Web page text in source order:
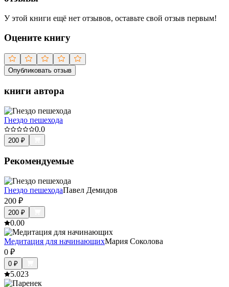
У этой книги ещё нет отзывов, оставьте свой отзыв первым!
Оцените книгу
Опубликовать отзыв
книги автора
Гнездо пешехода
0.0
200 ₽
Рекомендуемые
Гнездо пешеходаПавел Демидов
200 ₽
200 ₽
0.00
Медитация для начинающихМария Соколова
0 ₽
0 ₽
5.023